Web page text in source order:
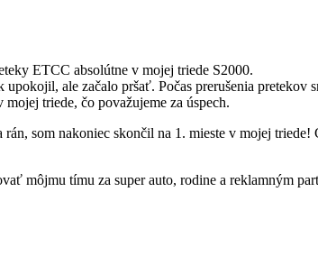
ETCC absolútne v mojej triede S2000.
ale začalo pršať. Počas prerušenia
triede, čo považujeme za úspech.
som nakoniec skončil na 1. mieste v mojej
môjmu tímu za super auto, rodine a reklamným